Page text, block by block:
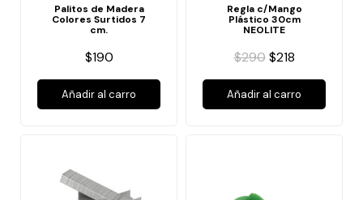
Palitos de Madera
Colores Surtidos 7
cm.
$190
Añadir al carro
Regla c/Mango
Plástico 30cm
NEOLITE
$290 $218
Añadir al carro